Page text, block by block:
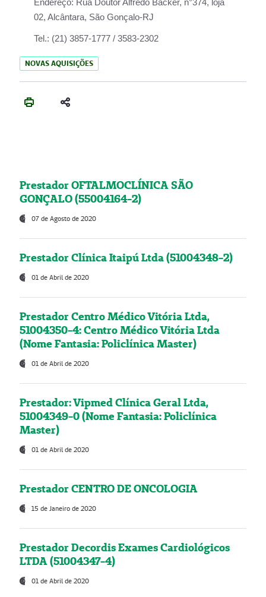
Endereço: Rua Doutor Alfredo Backer, n°374, loja
02, Alcântara, São Gonçalo-RJ
Tel.: (21) 3857-1777 / 3583-2302
NOVAS AQUISIÇÕES
Prestador OFTALMOCLÍNICA SÃO
GONÇALO (55004164-2)
07 de Agosto de 2020
Prestador Clínica Itaipú Ltda (51004348-2)
01 de Abril de 2020
Prestador Centro Médico Vitória Ltda,
51004350-4: Centro Médico Vitória Ltda
(Nome Fantasia: Policlínica Master)
01 de Abril de 2020
Prestador: Vipmed Clínica Geral Ltda,
51004349-0 (Nome Fantasia: Policlínica
Master)
01 de Abril de 2020
Prestador CENTRO DE ONCOLOGIA
15 de Janeiro de 2020
Prestador Decordis Exames Cardiológicos
LTDA (51004347-4)
01 de Abril de 2020